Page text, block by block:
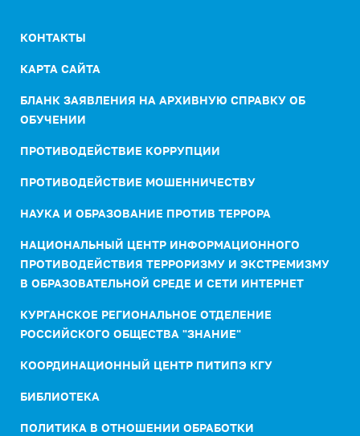
КОНТАКТЫ
КАРТА САЙТА
БЛАНК ЗАЯВЛЕНИЯ НА АРХИВНУЮ СПРАВКУ ОБ
ОБУЧЕНИИ
ПРОТИВОДЕЙСТВИЕ КОРРУПЦИИ
ПРОТИВОДЕЙСТВИЕ МОШЕННИЧЕСТВУ
НАУКА И ОБРАЗОВАНИЕ ПРОТИВ ТЕРРОРА
НАЦИОНАЛЬНЫЙ ЦЕНТР ИНФОРМАЦИОННОГО
ПРОТИВОДЕЙСТВИЯ ТЕРРОРИЗМУ И ЭКСТРЕМИЗМУ
В ОБРАЗОВАТЕЛЬНОЙ СРЕДЕ И СЕТИ ИНТЕРНЕТ
КУРГАНСКОЕ РЕГИОНАЛЬНОЕ ОТДЕЛЕНИЕ
РОССИЙСКОГО ОБЩЕСТВА "ЗНАНИЕ"
КООРДИНАЦИОННЫЙ ЦЕНТР ПИТИПЭ КГУ
БИБЛИОТЕКА
ПОЛИТИКА В ОТНОШЕНИИ ОБРАБОТКИ